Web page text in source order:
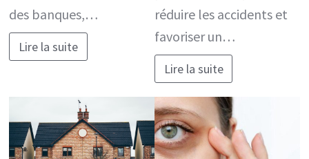
des banques,…
Lire la suite
réduire les accidents et
favoriser un…
Lire la suite